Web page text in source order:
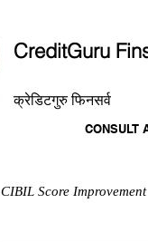
CreditGuru
क्रेडिटगुरु फिनसर्व
CONSULT
CIBIL Score Improvement